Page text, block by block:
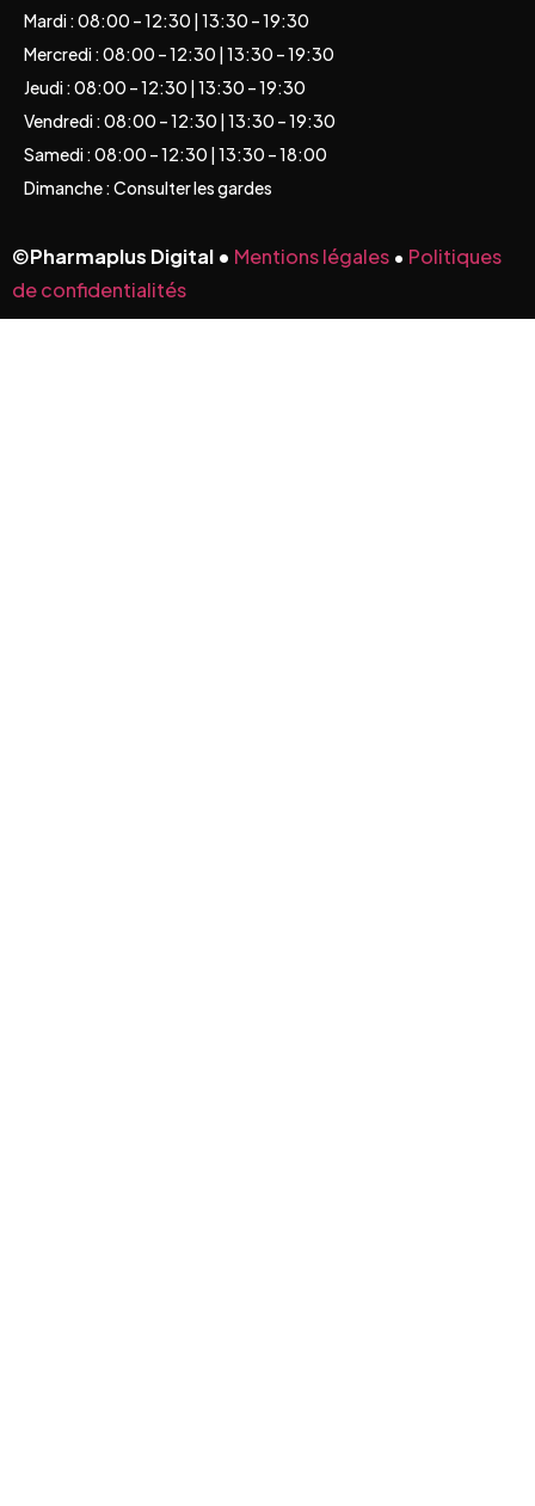
Mardi : 08:00 – 12:30 | 13:30 – 19:30
Mercredi : 08:00 – 12:30 | 13:30 – 19:30
Jeudi : 08:00 – 12:30 | 13:30 – 19:30
Vendredi : 08:00 – 12:30 | 13:30 – 19:30
Samedi : 08:00 – 12:30 | 13:30 – 18:00
Dimanche : Consulter les gardes
©Pharmaplus Digital • Mentions légales • Politiques
de confidentialités